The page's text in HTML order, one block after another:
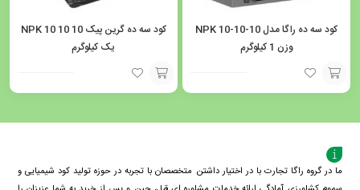
کود سه ده راگا مدل NPK 10-10-10
وزن 1 کیلوگرم
افزودن
به
سبد
کود سه ده گرین پیک NPK 10 10 10
یک کیلوگرم
افزودن
به
ما در گروه راگا تجارت با در اختیار داشتن متخصصان با تجربه در حوزه تولید کود شیمیایی و